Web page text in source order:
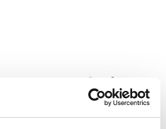
Galaxy
– Smart View